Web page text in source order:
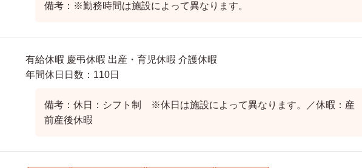
備考：※勤務時間は施設によって異なります。
有給休暇 慶弔休暇 出産・育児休暇 介護休暇
年間休日日数：110日
備考：休日：シフト制 ※休日は施設によって異なります。／休暇：産
前産後休暇